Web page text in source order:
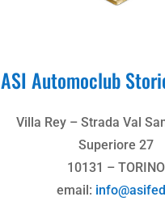
ASI Automoclub
Villa Rey – Strada Val
Superiore 27
10131 – TORINO
email: